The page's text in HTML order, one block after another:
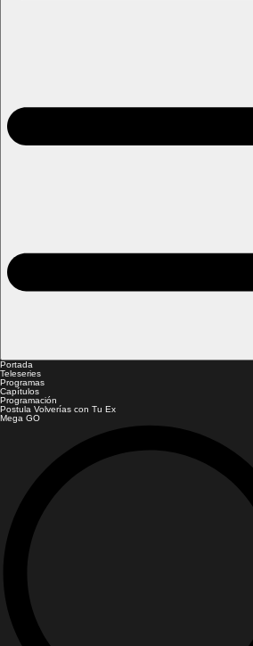
Portada
Teleseries
Programas
Capítulos
Programación
Postula Volverías con Tu Ex
Mega GO